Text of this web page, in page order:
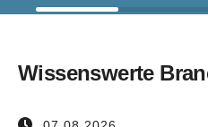
Wissenswerte